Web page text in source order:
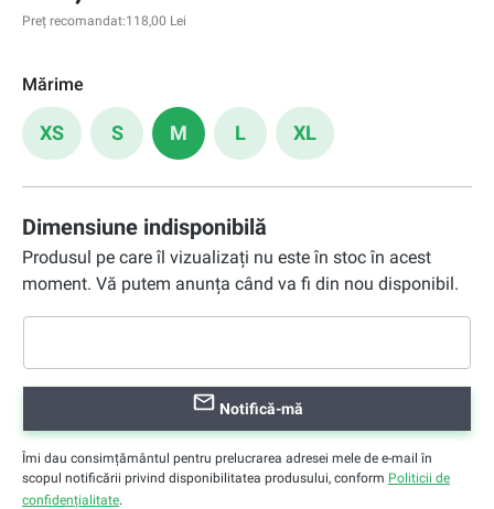
Preț recomandat:118,00 Lei
Mărime
XS S M L XL
Dimensiune indisponibilă
Produsul pe care îl vizualizați nu este în stoc în acest
moment. Vă putem anunța când va fi din nou disponibil.
Notifică-mă
Îmi dau consimțământul pentru prelucrarea adresei mele de e-mail în
scopul notificării privind disponibilitatea produsului, conform Politicii de
confidențialitate.